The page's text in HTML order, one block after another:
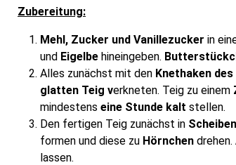
Zubereitung:
Mehl, Zucker und Vanillezucker in
und Eigelbe hineingeben.
Alles zunächst mit den Knethaken
glatten Teig verkneten. Teig zu einem
mindestens eine Stunde kalt stellen.
Den fertigen Teig zunächst in Scheiben
formen und diese zu Hörnchen drehen.
lassen.